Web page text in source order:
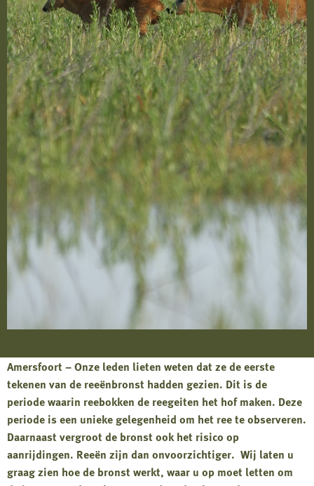
Amersfoort – Onze leden lieten weten dat ze de eerste
tekenen van de reeënbronst hadden gezien. Dit is de
periode waarin reebokken de reegeiten het hof maken. Deze
periode is een unieke gelegenheid om het ree te observeren.
Daarnaast vergroot de bronst ook het risico op
aanrijdingen. Reeën zijn dan onvoorzichtiger. Wij laten u
graag zien hoe de bronst werkt, waar u op moet letten om